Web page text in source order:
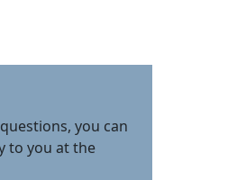
you can
to you at the